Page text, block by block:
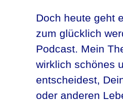
Doch heute geht
zum glücklich
Podcast. Mein
wirklich schönes
entscheidest,
oder anderen